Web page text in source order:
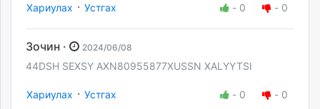
Хариулах · Устгах - 0 - 0
Зочин · 2024/06/08
44DSH SEXSY AXN80955877XUSSN XALYYTSI
Хариулах · Устгах - 0 - 0